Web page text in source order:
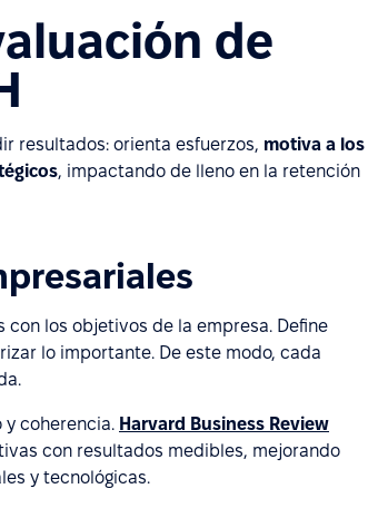
de
resultados: orienta esfuerzos, motiva a los
, impactando de lleno en la retención
los objetivos de la empresa. Define
lo importante. De este modo, cada
y coherencia. Harvard Business Review
con resultados medibles, mejorando
y tecnológicas.